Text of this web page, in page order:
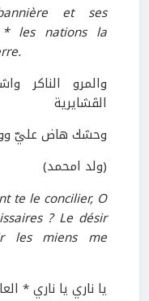
et ses
* les nations la
والمرو الناكر
الڤشايرية
وحشك هاض عليّ
(ولد امحمد)
te le concilier, O
? Le désir
les miens me
يا ناري يا ناري *